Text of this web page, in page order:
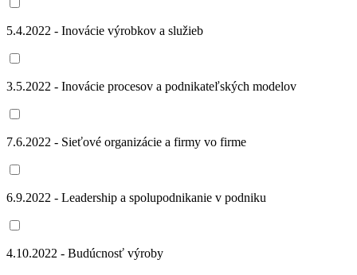
5.4.2022 - Inovácie výrobkov a služieb
3.5.2022 - Inovácie procesov a podnikateľských modelov
7.6.2022 - Sieťové organizácie a firmy vo firme
6.9.2022 - Leadership a spolupodnikanie v podniku
4.10.2022 - Budúcnosť výroby